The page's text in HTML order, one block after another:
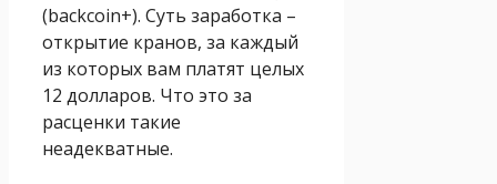
(backcoin+). Суть заработка –
открытие кранов, за каждый
из которых вам платят целых
12 долларов. Что это за
расценки такие
неадекватные.